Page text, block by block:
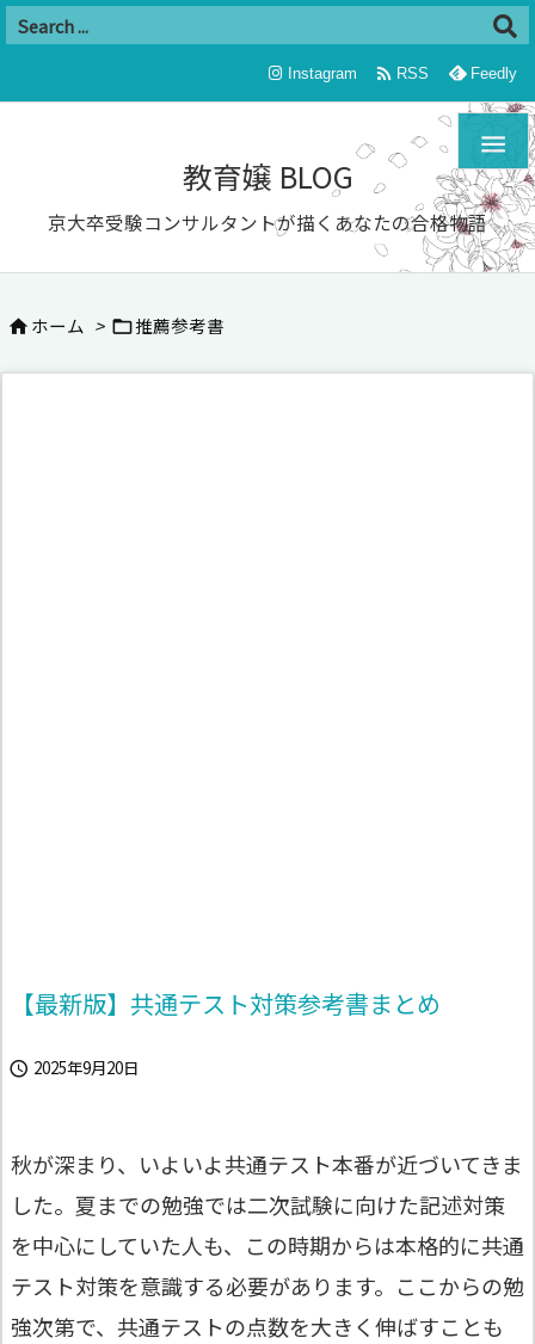
教育嬢 BLOG
京大卒受験コンサルタントが描くあなたの合格物語

Instagram  RSS Feedly
 ホーム > 推薦参考書
【最新版】共通テスト対策参考書まとめ
 2025年9月20日
秋が深まり、いよいよ共通テスト本番が近づいてきま
した。夏までの勉強では二次試験に向けた記述対策
を中心にしていた人も、この時期からは本格的に共通
テスト対策を意識する必要があります。ここからの勉
強次第で、共通テストの点数を大きく伸ばすことも